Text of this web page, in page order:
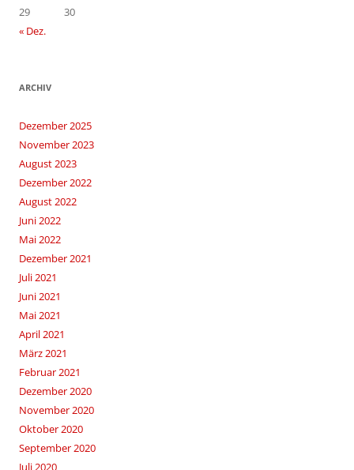
29
30
« Dez.
ARCHIV
Dezember 2025
November 2023
August 2023
Dezember 2022
August 2022
Juni 2022
Mai 2022
Dezember 2021
Juli 2021
Juni 2021
Mai 2021
April 2021
März 2021
Februar 2021
Dezember 2020
November 2020
Oktober 2020
September 2020
Juli 2020